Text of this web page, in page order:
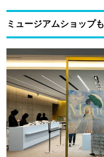
ミュージアムショップも